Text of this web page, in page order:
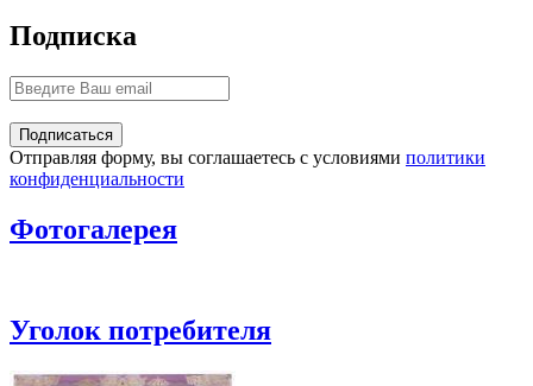
Подписка
Отправляя форму, вы соглашаетесь с условиями политики
конфиденциальности
Фотогалерея
Уголок потребителя